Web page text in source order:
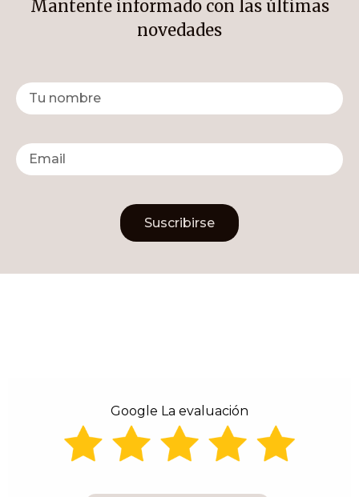
Mantente informado con las últimas
novedades
Suscribirse
Google La evaluación